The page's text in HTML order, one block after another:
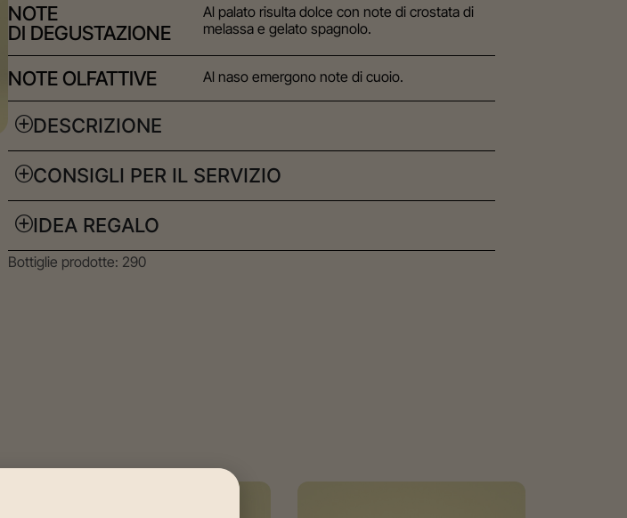
NOTE
DI DEGUSTAZIONE
Al palato risulta dolce con note di crostata di
melassa e gelato spagnolo.
NOTE OLFATTIVE Al naso emergono note di cuoio.
DESCRIZIONE
CONSIGLI PER IL SERVIZIO
IDEA REGALO
Bottiglie prodotte: 290